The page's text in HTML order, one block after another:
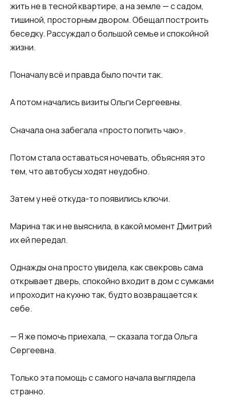
жить не в тесной квартире, а на земле — с садом,
тишиной, просторным двором. Обещал построить
беседку. Рассуждал о большой семье и спокойной
жизни.
Поначалу всё и правда было почти так.
А потом начались визиты Ольги Сергеевны.
Сначала она забегала «просто попить чаю».
Потом стала оставаться ночевать, объясняя это
тем, что автобусы ходят неудобно.
Затем у неё откуда-то появились ключи.
Марина так и не выяснила, в какой момент Дмитрий
их ей передал.
Однажды она просто увидела, как свекровь сама
открывает дверь, спокойно входит в дом с сумками
и проходит на кухню так, будто возвращается к
себе.
— Я же помочь приехала, — сказала тогда Ольга
Сергеевна.
Только эта помощь с самого начала выглядела
странно.